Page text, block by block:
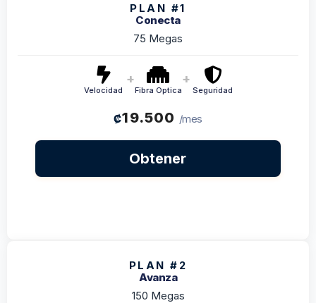
PLAN #1
Conecta
75 Megas
Velocidad
+
Fibra Optica
+
Seguridad
₡19.500 /mes
Obtener
PLAN #2
Avanza
150 Megas